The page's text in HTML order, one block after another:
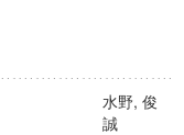
水野, 俊
誠